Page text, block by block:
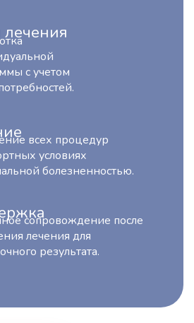
с учетом
всех процедур
условиях
болезненностью.
сопровождение после
лечения для
результата.